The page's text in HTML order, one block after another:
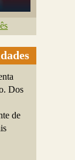
Dos
de